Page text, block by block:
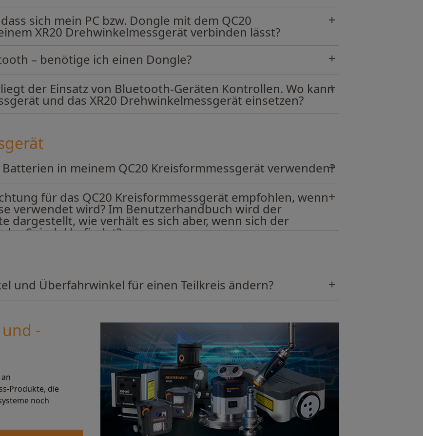
sich mein PC bzw. Dongle mit dem QC20
XR20 Drehwinkelmessgerät verbinden lässt?
– benötige ich einen Dongle?
der Einsatz von Bluetooth-Geräten Kontrollen. Wo kann
und das XR20 Drehwinkelmessgerät einsetzen?
in meinem QC20 Kreisformmessgerät verwenden?
für das QC20 Kreisformmessgerät empfohlen, wenn
verwendet wird? Im Benutzerhandbuch wird der
dargestellt, wie verhält es sich aber, wenn sich der
Spindel befindet?
und Überfahrwinkel für einen Teilkreis ändern?
-
Produkte, die
noch